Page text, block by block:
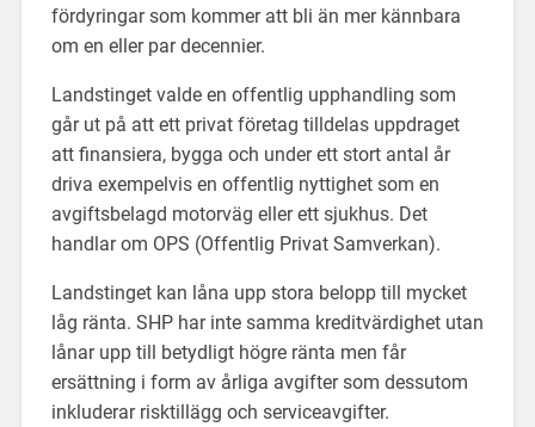
fördyringar som kommer att bli än mer kännbara
om en eller par decennier.
Landstinget valde en offentlig upphandling som
går ut på att ett privat företag tilldelas uppdraget
att finansiera, bygga och under ett stort antal år
driva exempelvis en offentlig nyttighet som en
avgiftsbelagd motorväg eller ett sjukhus. Det
handlar om OPS (Offentlig Privat Samverkan).
Landstinget kan låna upp stora belopp till mycket
låg ränta. SHP har inte samma kreditvärdighet utan
lånar upp till betydligt högre ränta men får
ersättning i form av årliga avgifter som dessutom
inkluderar risktillägg och serviceavgifter.